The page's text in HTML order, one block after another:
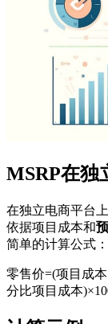
MSRP在独
在独立电商平台上
依据项目成本和
简单的计算公式：
零售价=(项目成
分比项目成本)×